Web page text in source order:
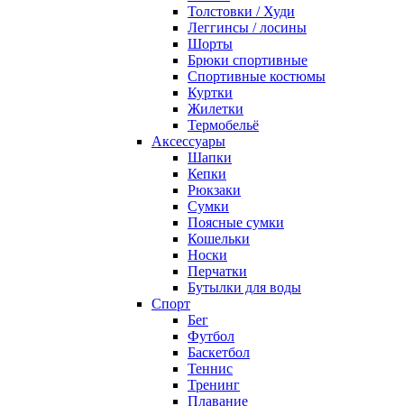
Толстовки / Худи
Леггинсы / лосины
Шорты
Брюки спортивные
Спортивные костюмы
Куртки
Жилетки
Термобельё
Аксессуары
Шапки
Кепки
Рюкзаки
Сумки
Поясные сумки
Кошельки
Носки
Перчатки
Бутылки для воды
Спорт
Бег
Футбол
Баскетбол
Теннис
Тренинг
Плавание